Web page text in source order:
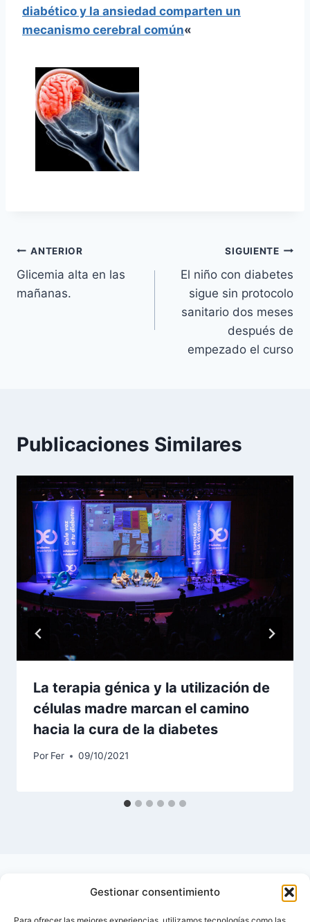
Gestionar consentimiento
diabético y la ansiedad comparten un
mecanismo cerebral común«
Navegación
de
ANTERIOR
Glicemia alta en las
mañanas.
SIGUIENTE
El niño con diabetes
sigue sin protocolo
sanitario dos meses
después de
empezado el curso
Publicaciones Similares
La terapia génica y la utilización de
células madre marcan el camino
hacia la cura de la diabetes
Por Fer 09/10/2021